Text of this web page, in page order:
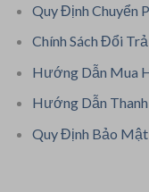
Quy Định Chuyển
Chính Sách Đổi Trả
Hướng Dẫn Mua
Hướng Dẫn Thanh
Quy Định Bảo Mật